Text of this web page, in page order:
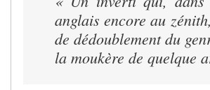
anglais encore au
de dédoublement du
la moukère de quelque